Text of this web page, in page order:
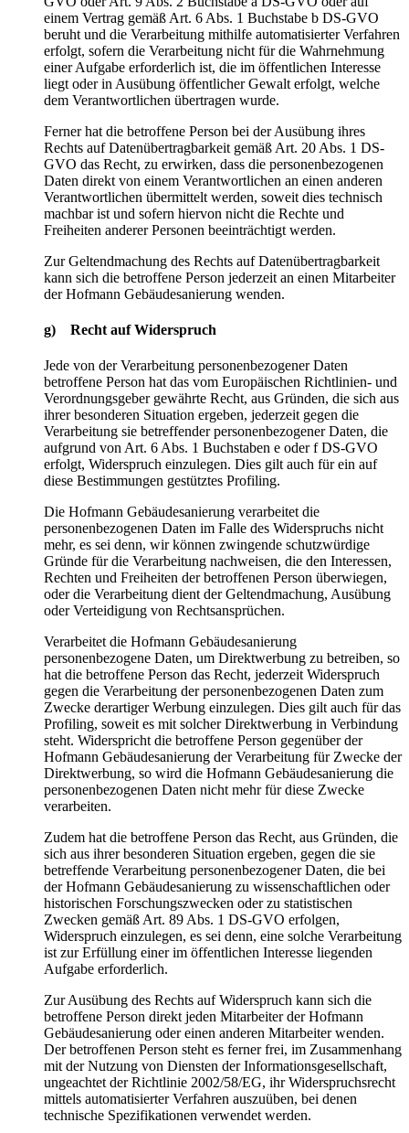
einem Vertrag gemäß Art. 6 Abs. 1 Buchstabe b DS-GVO
beruht und die Verarbeitung mithilfe automatisierter Verfahren
erfolgt, sofern die Verarbeitung nicht für die Wahrnehmung
einer Aufgabe erforderlich ist, die im öffentlichen Interesse
liegt oder in Ausübung öffentlicher Gewalt erfolgt, welche
dem Verantwortlichen übertragen wurde.
Ferner hat die betroffene Person bei der Ausübung ihres
Rechts auf Datenübertragbarkeit gemäß Art. 20 Abs. 1 DS-
GVO das Recht, zu erwirken, dass die personenbezogenen
Daten direkt von einem Verantwortlichen an einen anderen
Verantwortlichen übermittelt werden, soweit dies technisch
machbar ist und sofern hiervon nicht die Rechte und
Freiheiten anderer Personen beeinträchtigt werden.
Zur Geltendmachung des Rechts auf Datenübertragbarkeit
kann sich die betroffene Person jederzeit an einen Mitarbeiter
der Hofmann Gebäudesanierung wenden.
g) Recht auf Widerspruch
Jede von der Verarbeitung personenbezogener Daten
betroffene Person hat das vom Europäischen Richtlinien- und
Verordnungsgeber gewährte Recht, aus Gründen, die sich aus
ihrer besonderen Situation ergeben, jederzeit gegen die
Verarbeitung sie betreffender personenbezogener Daten, die
aufgrund von Art. 6 Abs. 1 Buchstaben e oder f DS-GVO
erfolgt, Widerspruch einzulegen. Dies gilt auch für ein auf
diese Bestimmungen gestütztes Profiling.
Die Hofmann Gebäudesanierung verarbeitet die
personenbezogenen Daten im Falle des Widerspruchs nicht
mehr, es sei denn, wir können zwingende schutzwürdige
Gründe für die Verarbeitung nachweisen, die den Interessen,
Rechten und Freiheiten der betroffenen Person überwiegen,
oder die Verarbeitung dient der Geltendmachung, Ausübung
oder Verteidigung von Rechtsansprüchen.
Verarbeitet die Hofmann Gebäudesanierung
personenbezogene Daten, um Direktwerbung zu betreiben, so
hat die betroffene Person das Recht, jederzeit Widerspruch
gegen die Verarbeitung der personenbezogenen Daten zum
Zwecke derartiger Werbung einzulegen. Dies gilt auch für das
Profiling, soweit es mit solcher Direktwerbung in Verbindung
steht. Widerspricht die betroffene Person gegenüber der
Hofmann Gebäudesanierung der Verarbeitung für Zwecke der
Direktwerbung, so wird die Hofmann Gebäudesanierung die
personenbezogenen Daten nicht mehr für diese Zwecke
verarbeiten.
Zudem hat die betroffene Person das Recht, aus Gründen, die
sich aus ihrer besonderen Situation ergeben, gegen die sie
betreffende Verarbeitung personenbezogener Daten, die bei
der Hofmann Gebäudesanierung zu wissenschaftlichen oder
historischen Forschungszwecken oder zu statistischen
Zwecken gemäß Art. 89 Abs. 1 DS-GVO erfolgen,
Widerspruch einzulegen, es sei denn, eine solche Verarbeitung
ist zur Erfüllung einer im öffentlichen Interesse liegenden
Aufgabe erforderlich.
Zur Ausübung des Rechts auf Widerspruch kann sich die
betroffene Person direkt jeden Mitarbeiter der Hofmann
Gebäudesanierung oder einen anderen Mitarbeiter wenden.
Der betroffenen Person steht es ferner frei, im Zusammenhang
mit der Nutzung von Diensten der Informationsgesellschaft,
ungeachtet der Richtlinie 2002/58/EG, ihr Widerspruchsrecht
mittels automatisierter Verfahren auszuüben, bei denen
technische Spezifikationen verwendet werden.